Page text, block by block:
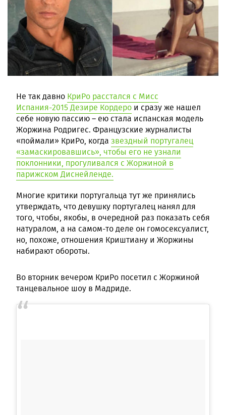
Не так давно КриРо расстался с Мисс
Испания-2015 Дезире Кордеро и сразу же нашел
себе новую пассию – ею стала испанская модель
Жоржина Родригес. Французские журналисты
«поймали» КриРо, когда звездный португалец
«замаскировавшись», чтобы его не узнали
поклонники, прогуливался с Жоржиной в
парижском Диснейленде.
Многие критики португальца тут же принялись
утверждать, что девушку португалец нанял для
того, чтобы, якобы, в очередной раз показать себя
натуралом, а на самом-то деле он гомосексуалист,
но, похоже, отношения Криштиану и Жоржины
набирают обороты.
Во вторник вечером КриРо посетил с Жоржиной
танцевальное шоу в Мадриде.